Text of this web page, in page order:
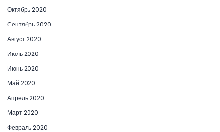
Октябрь 2020
Сентябрь 2020
Август 2020
Июль 2020
Июнь 2020
Май 2020
Апрель 2020
Март 2020
Февраль 2020